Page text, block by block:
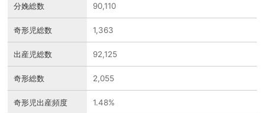
分娩総数 90,110
奇形児総数 1,363
出産児総数 92,125
奇形総数 2,055
奇形児出産頻度 1.48%